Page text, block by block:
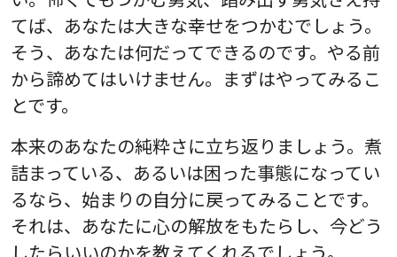
てば、あなたは大きな幸せをつかむでしょう。
そう、あなたは何だってできるのです。やる前
から諦めてはいけません。まずはやってみるこ
とです。
本来のあなたの純粋さに立ち返りましょう。煮
詰まっている、あるいは困った事態になってい
るなら、始まりの自分に戻ってみることです。
それは、あなたに心の解放をもたらし、今どう